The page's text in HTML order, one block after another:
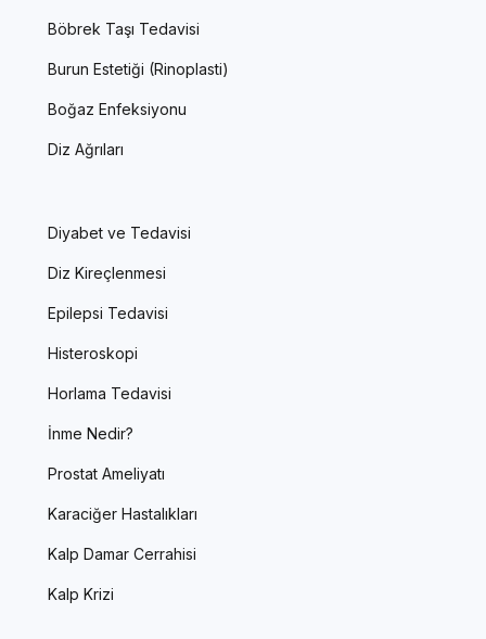
Böbrek Taşı Tedavisi
Burun Estetiği (Rinoplasti)
Boğaz Enfeksiyonu
Diz Ağrıları
Diyabet ve Tedavisi
Diz Kireçlenmesi
Epilepsi Tedavisi
Histeroskopi
Horlama Tedavisi
İnme Nedir?
Prostat Ameliyatı
Karaciğer Hastalıkları
Kalp Damar Cerrahisi
Kalp Krizi